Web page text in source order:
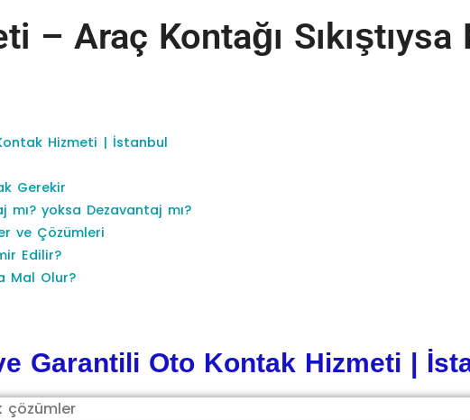
– Araç Kontağı Sıkıştıysa
Hizmeti | İstanbul
Gerekir
yoksa Dezavantaj mı?
ve Çözümleri
Edilir?
Mal Olur?
Garantili Oto Kontak Hizmeti |